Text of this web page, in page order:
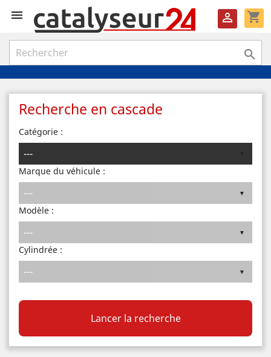
 shopping_cart


Recherche en cascade
Catégorie :
Marque du véhicule :
Modèle :
Cylindrée :
Lancer la recherche